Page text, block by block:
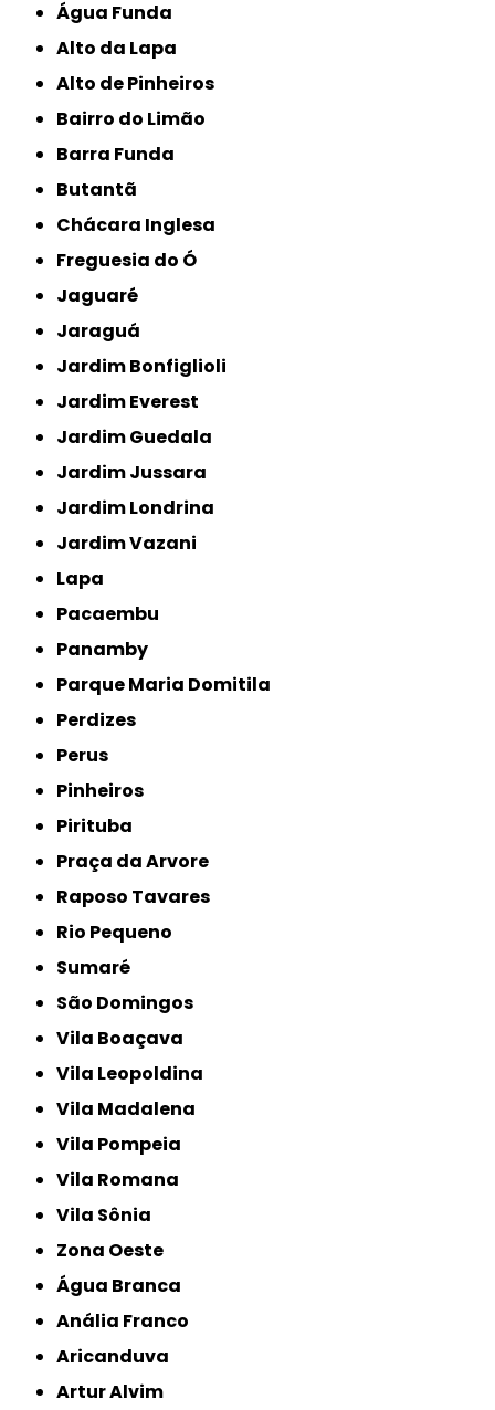
Água Funda
Alto da Lapa
Alto de Pinheiros
Bairro do Limão
Barra Funda
Butantã
Chácara Inglesa
Freguesia do Ó
Jaguaré
Jaraguá
Jardim Bonfiglioli
Jardim Everest
Jardim Guedala
Jardim Jussara
Jardim Londrina
Jardim Vazani
Lapa
Pacaembu
Panamby
Parque Maria Domitila
Perdizes
Perus
Pinheiros
Pirituba
Praça da Arvore
Raposo Tavares
Rio Pequeno
Sumaré
São Domingos
Vila Boaçava
Vila Leopoldina
Vila Madalena
Vila Pompeia
Vila Romana
Vila Sônia
Zona Oeste
Água Branca
Anália Franco
Aricanduva
Artur Alvim